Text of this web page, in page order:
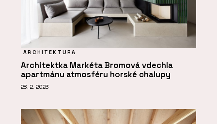
ARCHITEKTURA
Architektka Markéta Bromová vdechla
apartmánu atmosféru horské chalupy
28. 2. 2023